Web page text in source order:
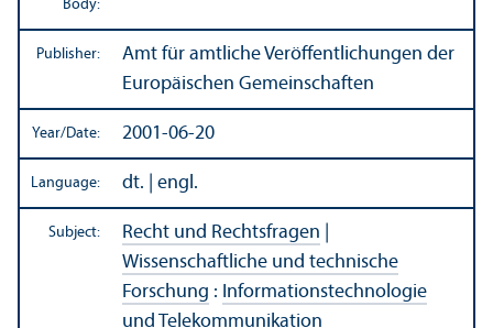
Body:
Publisher:
Amt für amtliche Veröffentlichungen der
Europäischen Gemeinschaften
Year/Date: 2001-06-20
Language: dt. | engl.
Subject: Recht und Rechtsfragen
Wissenschaftliche und technische
Forschung : Informationstechnologie
und Telekommunikation